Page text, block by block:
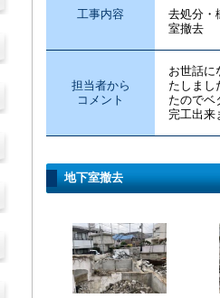
工事内容
去処分・
室撤去
担当者から
コメント
お世話に
たしまし
たのでベ
完工出来
地下室撤去